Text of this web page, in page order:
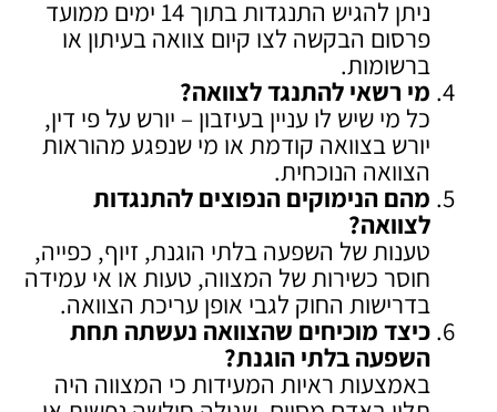
ניתן להגיש התנגדות בתוך 14 ימים ממועד
פרסום הבקשה לצו קיום צוואה בעיתון או
ברשומות.
מי רשאי להתנגד לצוואה?
כל מי שיש לו עניין בעיזבון – יורש על פי דין,
יורש בצוואה קודמת או מי שנפגע מהוראות
הצוואה הנוכחית.
מהם הנימוקים הנפוצים להתנגדות
לצוואה?
טענות של השפעה בלתי הוגנת, זיוף, כפייה,
חוסר כשירות של המצווה, טעות או אי עמידה
בדרישות החוק לגבי אופן עריכת הצוואה.
כיצד מוכיחים שהצוואה נעשתה תחת
השפעה בלתי הוגנת?
באמצעות ראיות המעידות כי המצווה היה